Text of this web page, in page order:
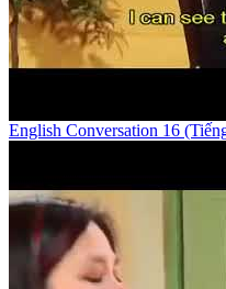
English Conversation 16